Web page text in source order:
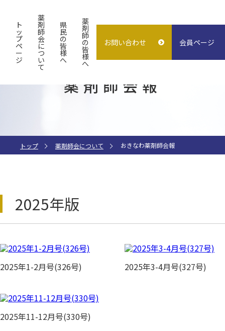
ト
ッ
プ
ペ
ー
ジ
薬
剤
師
会
に
つ
い
て
概要
試験検査センター
施設貸出
県
民
の
皆
様
へ
よくある質問
子どもの誤飲
薬
剤
師
の
皆
様
へ
入会案内
求人情報
（症状〜薬処方等）
お問い合わせ 会員ページ
薬剤師会報
トップ 薬剤師会について おきなわ薬剤師会報
2025年版
2025年1-2月号(326号) 2025年3-4月号(327号)
2025年11-12月号(330号)